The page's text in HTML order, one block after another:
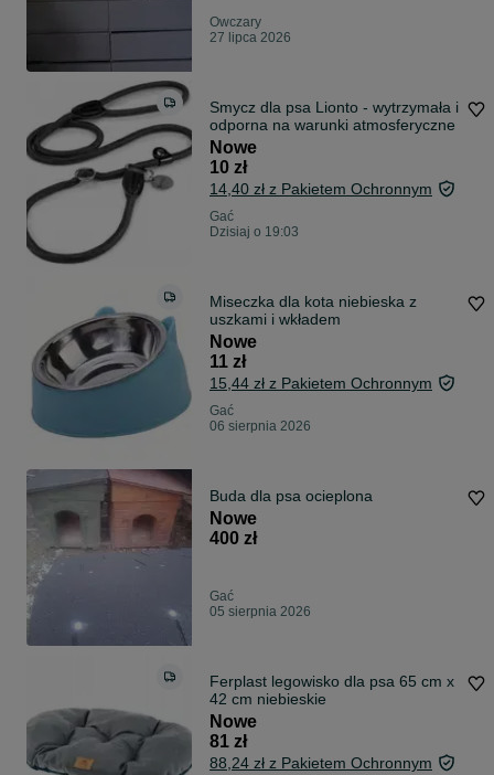
Owczary
27 lipca 2026
Smycz dla psa Lionto - wytrzymała i
odporna na warunki atmosferyczne
Nowe
10 zł
14,40 zł z Pakietem Ochronnym
Gać
Dzisiaj o 19:03
Miseczka dla kota niebieska z
uszkami i wkładem
Nowe
11 zł
15,44 zł z Pakietem Ochronnym
Gać
06 sierpnia 2026
Buda dla psa ocieplona
Nowe
400 zł
Gać
05 sierpnia 2026
Ferplast legowisko dla psa 65 cm x
42 cm niebieskie
Nowe
81 zł
88,24 zł z Pakietem Ochronnym